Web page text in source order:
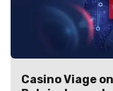
Casino Viage